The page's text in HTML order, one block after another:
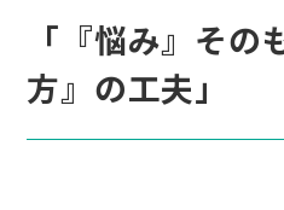
「『悩み』その
方』の工夫」